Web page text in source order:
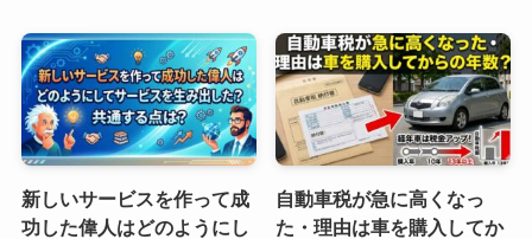
新しいサービスを作って成
功した偉人はどのようにし
自動車税が急に高くなっ
た・理由は車を購入してか